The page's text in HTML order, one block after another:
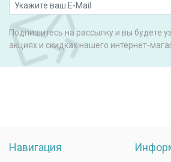
Подпишитесь на рассылку и вы будете
акциях и скидках нашего интернет-
Навигация